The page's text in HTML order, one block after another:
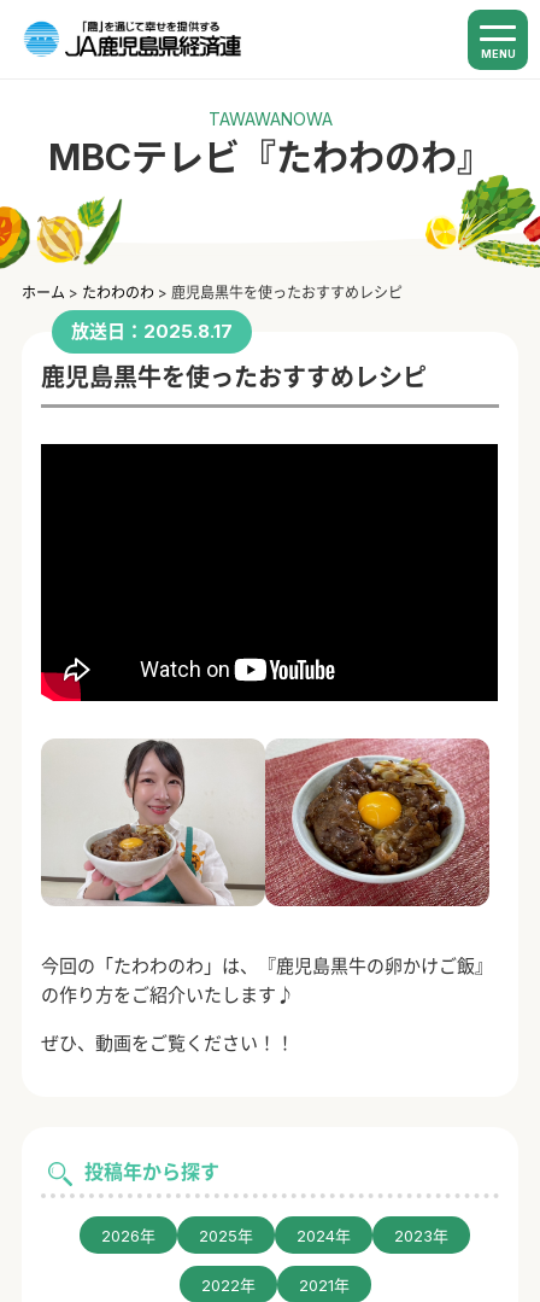
MENU
TAWAWANOWA
MBCテレビ『たわわのわ』
ホーム > たわわのわ > 鹿児島黒牛を使ったおすすめレシピ
投稿年から探す
2026年 2025年 2024年 2023年
2022年 2021年
放送日：2025.8.17
鹿児島黒牛を使ったおすすめレシピ
今回の「たわわのわ」は、『鹿児島黒牛の卵かけご飯』
の作り方をご紹介いたします♪
ぜひ、動画をご覧ください！！